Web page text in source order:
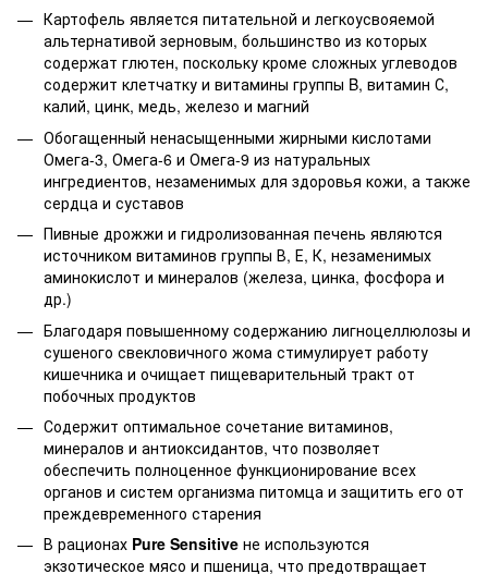
Картофель является питательной и легкоусвояемой
альтернативой зерновым, большинство из которых
содержат глютен, поскольку кроме сложных углеводов
содержит клетчатку и витамины группы B, витамин С,
калий, цинк, медь, железо и магний
Обогащенный ненасыщенными жирными кислотами
Омега-3, Омега-6 и Омега-9 из натуральных
ингредиентов, незаменимых для здоровья кожи, а также
сердца и суставов
Пивные дрожжи и гидролизованная печень являются
источником витаминов группы В, Е, К, незаменимых
аминокислот и минералов (железа, цинка, фосфора и
др.)
Благодаря повышенному содержанию лигноцеллюлозы и
сушеного свекловичного жома стимулирует работу
кишечника и очищает пищеварительный тракт от
побочных продуктов
Содержит оптимальное сочетание витаминов,
минералов и антиоксидантов, что позволяет
обеспечить полноценное функционирование всех
органов и систем организма питомца и защитить его от
преждевременного старения
В рационах Pure Sensitive не используются
экзотическое мясо и пшеница, что предотвращает